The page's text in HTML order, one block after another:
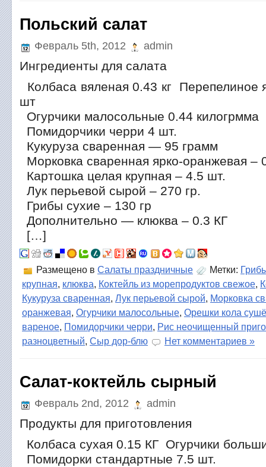
Польский салат
Февраль 5th, 2012 admin
Ингредиенты для салата
Колбаса вяленая 0.43 кг Перепелиное
шт
Огурчики малосольные 0.44 килогрмма
Помидорчики черри 4 шт.
Кукуруза сваренная — 95 грамм
Морковка сваренная ярко-оранжевая –
Картошка целая крупная – 4.5 шт.
Лук перьевой сырой – 270 гр.
Грибы сухие – 130 гр
Дополнительно — клюква – 0.3 КГ
[…]
Размещено в Салаты праздничные Метки:
крупная, клюква, Коктейль из морепродуктов свежое,
Кукуруза сваренная, Лук перьевой сырой, Морковка
оранжевая, Огурчики малосольные, Орешки кола
вареное, Помидорчики черри, Рис неочищенный
разноцветный, Сыр дор-блю Нет комментариев »
Салат-коктейль сырный
Февраль 2nd, 2012 admin
Продукты для приготовления
Колбаса сухая 0.15 КГ Огурчики
Помидорки стандартные 7.5 шт.